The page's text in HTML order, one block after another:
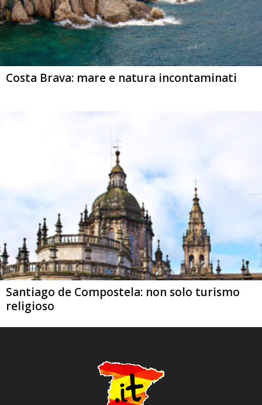
Costa Brava: mare e natura incontaminati
Santiago de Compostela: non solo turismo
religioso